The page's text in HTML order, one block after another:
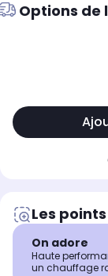
Options de
Les
On adore
Haute
un chauffage